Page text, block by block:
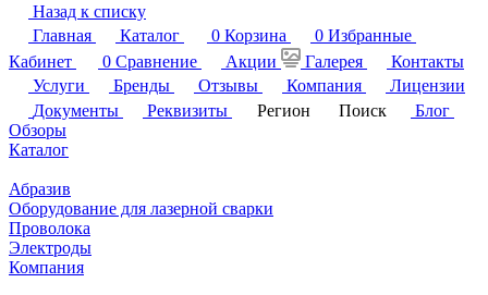
Назад к списку
Главная
Каталог 0 Корзина 0 Избранные
Кабинет
0 Сравнение Акции Галерея
Контакты
Услуги
Бренды Отзывы Компания
Лицензии
Документы
Реквизиты Регион Поиск
Блог
Обзоры
Каталог
Абразив
Оборудование для лазерной сварки
Проволока
Электроды
Компания